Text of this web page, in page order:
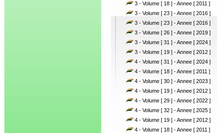
3 - Volume [ 18 ] - Annee [ 2011 ]
3 - Volume [ 23 ] - Annee [ 2016 ]
3 - Volume [ 23 ] - Annee [ 2016 ]
3 - Volume [ 26 ] - Annee [ 2019 ]
3 - Volume [ 31 ] - Annee [ 2024 ]
3 - Volume [ 19 ] - Annee [ 2012 ]
4 - Volume [ 31 ] - Annee [ 2024 ]
4 - Volume [ 18 ] - Annee [ 2011 ]
4 - Volume [ 30 ] - Annee [ 2023 ]
4 - Volume [ 19 ] - Annee [ 2012 ]
4 - Volume [ 29 ] - Annee [ 2022 ]
4 - Volume [ 32 ] - Annee [ 2025 ]
4 - Volume [ 19 ] - Annee [ 2012 ]
4 - Volume [ 18 ] - Annee [ 2011 ]